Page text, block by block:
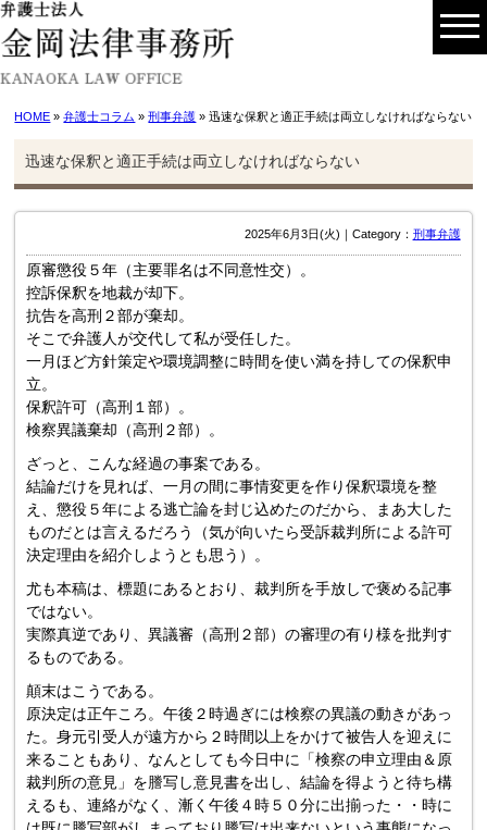
HOME »弁護士コラム »刑事弁護 » 迅速な保釈と適正手続は両立しなければならない
迅速な保釈と適正手続は両立しなければならない
2025年6月3日(火)｜Category： 刑事弁護
原審懲役５年（主要罪名は不同意性交）。
控訴保釈を地裁が却下。
抗告を高刑２部が棄却。
そこで弁護人が交代して私が受任した。
一月ほど方針策定や環境調整に時間を使い満を持しての保釈申
立。
保釈許可（高刑１部）。
検察異議棄却（高刑２部）。
ざっと、こんな経過の事案である。
結論だけを見れば、一月の間に事情変更を作り保釈環境を整
え、懲役５年による逃亡論を封じ込めたのだから、まあ大した
ものだとは言えるだろう（気が向いたら受訴裁判所による許可
決定理由を紹介しようとも思う）。
尤も本稿は、標題にあるとおり、裁判所を手放しで褒める記事
ではない。
実際真逆であり、異議審（高刑２部）の審理の有り様を批判す
るものである。
顛末はこうである。
原決定は正午ころ。午後２時過ぎには検察の異議の動きがあっ
た。身元引受人が遠方から２時間以上をかけて被告人を迎えに
来ることもあり、なんとしても今日中に「検察の申立理由＆原
裁判所の意見」を謄写し意見書を出し、結論を得ようと待ち構
えるも、連絡がなく、漸く午後４時５０分に出揃った・・時に